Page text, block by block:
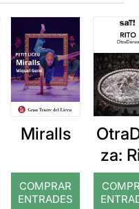
Miralls
COMPRAR
ENTRADES
za: